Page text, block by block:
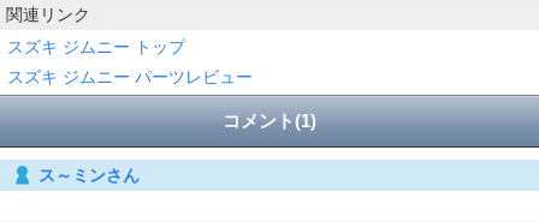
関連リンク
スズキ ジムニー トップ
スズキ ジムニー パーツレビュー
コメント(1)
ス～ミンさん